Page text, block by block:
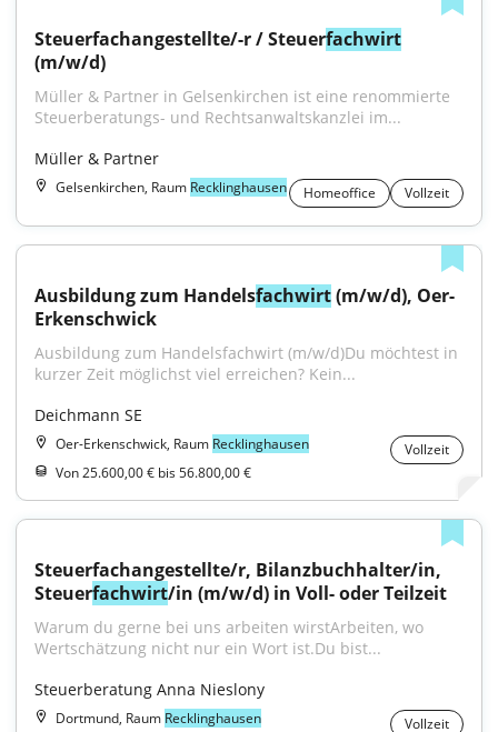
Steuerfachangestellte/-r / Steuerfachwirt
(m/w/d)
Müller & Partner in Gelsenkirchen ist eine renommierte
Steuerberatungs- und Rechtsanwaltskanzlei im...
Müller & Partner
Gelsenkirchen, Raum Recklinghausen Homeoffice Vollzeit
Ausbildung zum Handelsfachwirt (m/w/d), Oer-
Erkenschwick
Ausbildung zum Handelsfachwirt (m/w/d)Du möchtest in
kurzer Zeit möglichst viel erreichen? Kein...
Deichmann SE
Oer-Erkenschwick, Raum Recklinghausen
Vollzeit
Von 25.600,00 € bis 56.800,00 €
Steuerfachangestellte/r, Bilanzbuchhalter/in,
Steuerfachwirt/in (m/w/d) in Voll- oder Teilzeit
Warum du gerne bei uns arbeiten wirstArbeiten, wo
Wertschätzung nicht nur ein Wort ist.Du bist...
Steuerberatung Anna Nieslony
Dortmund, Raum Recklinghausen Vollzeit